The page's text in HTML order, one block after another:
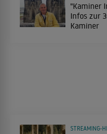
"Kaminer
Infos zur
Kaminer
STREAMING-